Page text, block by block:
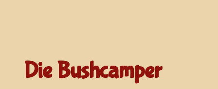
Die Bushcamper